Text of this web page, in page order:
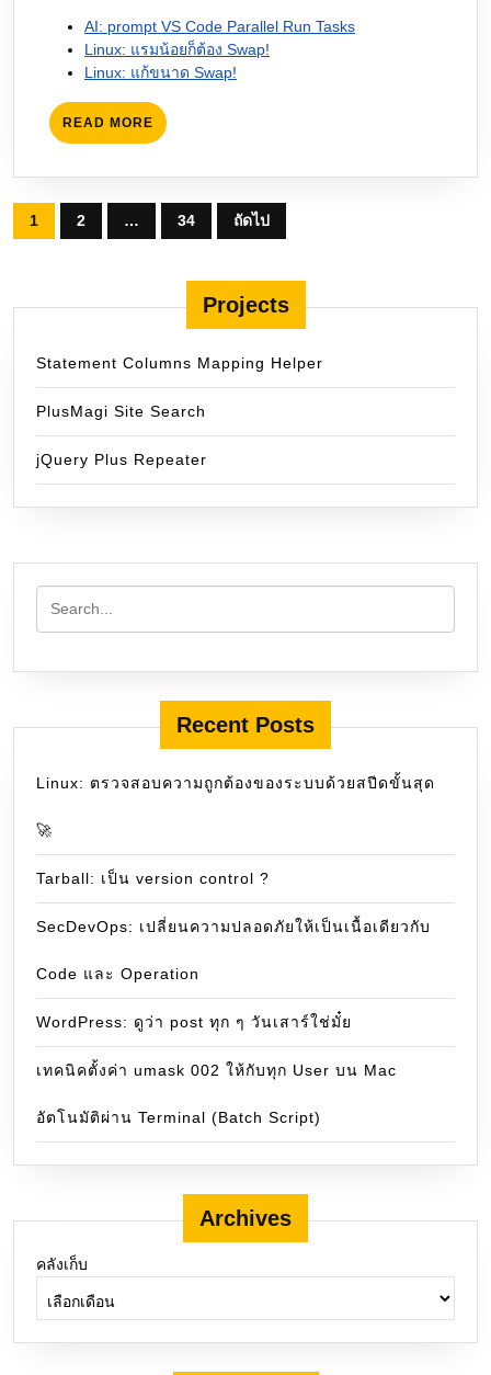
AI: prompt VS Code Parallel Run Tasks
Linux: แรมน้อยก็ต้อง Swap!
Linux: แก้ขนาด Swap!
READ MORE READ
MORE
Posts
pagination
1 2 … 34 ถัดไป
Projects
Statement Columns Mapping Helper
PlusMagi Site Search
jQuery Plus Repeater
Recent Posts
Linux: ตรวจสอบความถูกต้องของระบบด้วยสปีดขั้นสุด
🚀
Tarball: เป็น version control ?
SecDevOps: เปลี่ยนความปลอดภัยให้เป็นเนื้อเดียวกับ
Code และ Operation
WordPress: ดูว่า post ทุก ๆ วันเสาร์ใช่มั๋ย
เทคนิคตั้งค่า umask 002 ให้กับทุก User บน Mac
อัตโนมัติผ่าน Terminal (Batch Script)
Archives
คลังเก็บ